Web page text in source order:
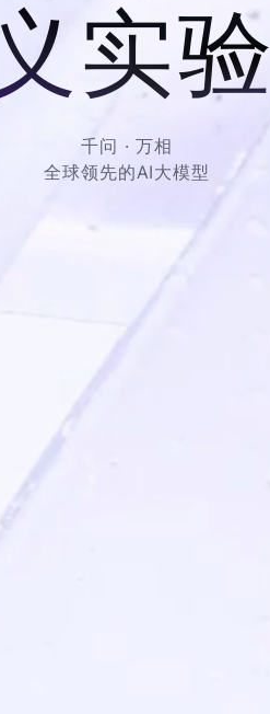
义 实验
千问 ·万相
全球领先的AI大模型